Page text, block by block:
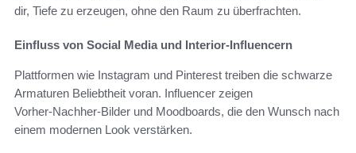
dir, Tiefe zu erzeugen, ohne den Raum zu überfrachten.
Einfluss von Social Media und Interior-Influencern
Plattformen wie Instagram und Pinterest treiben die schwarze
Armaturen Beliebtheit voran. Influencer zeigen
Vorher‑Nachher‑Bilder und Moodboards, die den Wunsch nach
einem modernen Look verstärken.